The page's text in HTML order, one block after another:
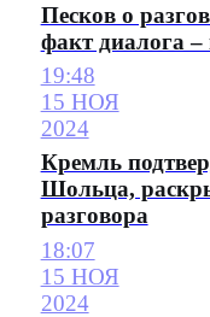
Песков о
факт диалога
19:48
15 НОЯ
2024
Кремль
Шольца,
разговора
18:07
15 НОЯ
2024